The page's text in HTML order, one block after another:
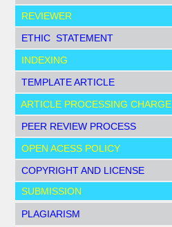
REVIEWER
ETHIC STATEMENT
INDEXING
TEMPLATE ARTICLE
ARTICLE PROCESSING CHARGE
PEER REVIEW PROCESS
OPEN ACESS POLICY
COPYRIGHT AND LICENSE
SUBMISSION
PLAGIARISM